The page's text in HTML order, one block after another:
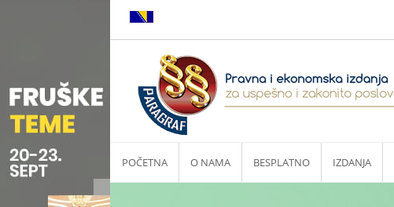
POČETNA O NAMA BESPLATNO IZDANJA